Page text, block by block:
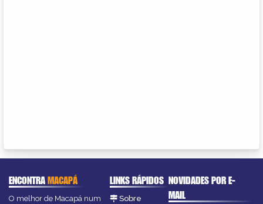
ENCONTRAMACAPÁ
O melhor de Macapá num
LINKS RÁPIDOS
Sobre
NOVIDADES POR E-
MAIL